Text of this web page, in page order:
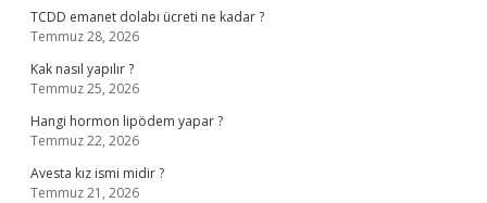
TCDD emanet dolabı ücreti ne kadar ?
Temmuz 28, 2026
Kak nasıl yapılır ?
Temmuz 25, 2026
Hangi hormon lipödem yapar ?
Temmuz 22, 2026
Avesta kız ismi midir ?
Temmuz 21, 2026